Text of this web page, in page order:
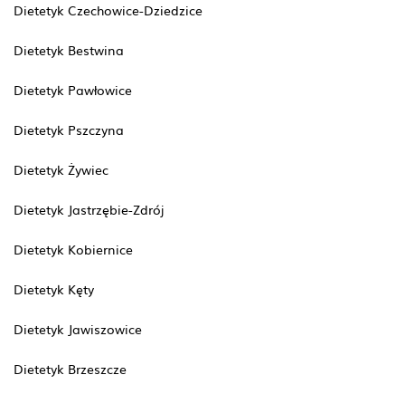
Dietetyk Czechowice-Dziedzice
Dietetyk Bestwina
Dietetyk Pawłowice
Dietetyk Pszczyna
Dietetyk Żywiec
Dietetyk Jastrzębie-Zdrój
Dietetyk Kobiernice
Dietetyk Kęty
Dietetyk Jawiszowice
Dietetyk Brzeszcze